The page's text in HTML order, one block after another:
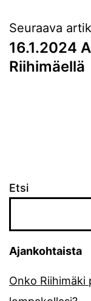
Seuraava
16.1.2024
Riihimäellä
Etsi
Ajankohtaista
Onko Riihimäki